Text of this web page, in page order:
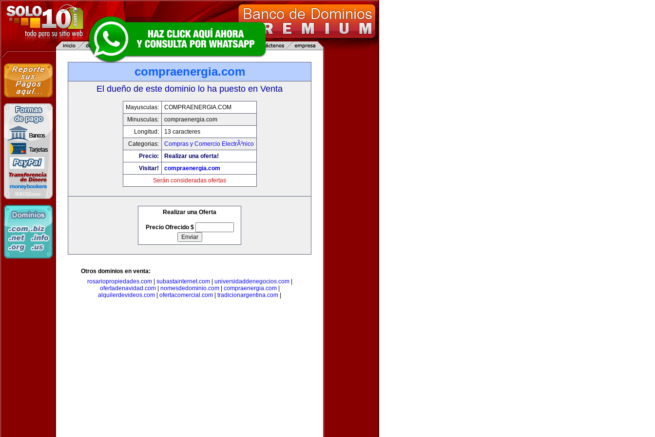
compraenergia.com
El dueño de este dominio lo ha puesto en Venta
Mayusculas:
COMPRAENERGIA.COM
Minusculas:
compraenergia.com
Longitud:
13 caracteres
Categorias:
Compras y Comercio ElectrÃ³nico
Precio:
Realizar una oferta!
Visitar!
compraenergia.com
Serán consideradas ofertas
Realizar una Oferta
Precio Ofrecido $
Otros dominios en venta:
rosariopropiedades.com| subastainternet.com| universidaddenegocios.com|
ofertadenavidad.com| nomesdedominio.com| compraenergia.com|
alquilerdevideos.com
ofertacomercial.com tradicionargentina.com